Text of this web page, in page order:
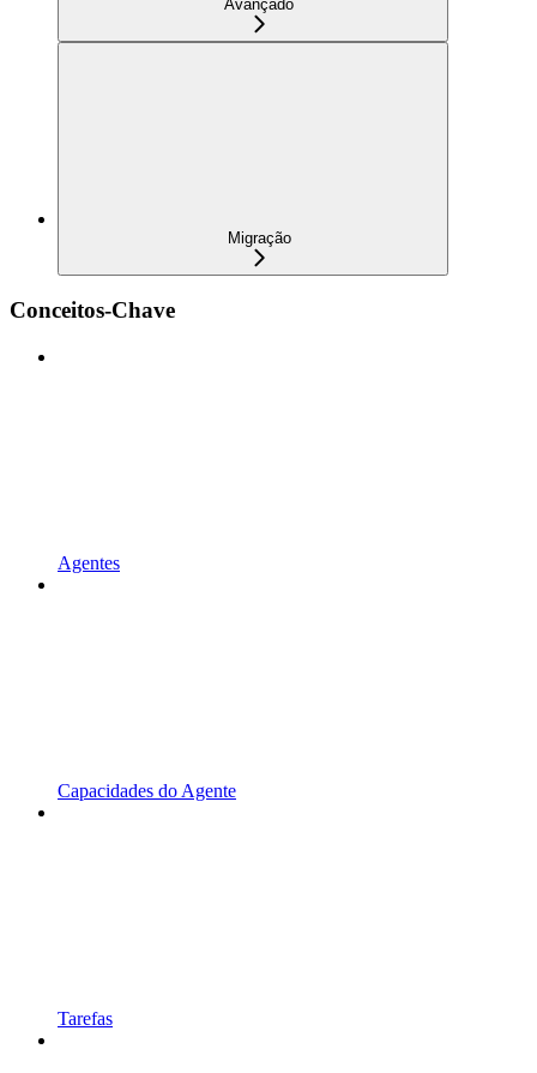
Avançado
Migração
Conceitos-Chave
Agentes
Capacidades do Agente
Tarefas